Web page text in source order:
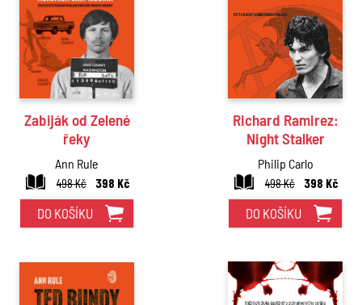
Zabiják od Zelené
řeky
Ann Rule
498 Kč
398 Kč
DO KOŠÍKU
Richard Ramirez:
Night Stalker
Philip Carlo
498 Kč
398 Kč
DO KOŠÍKU